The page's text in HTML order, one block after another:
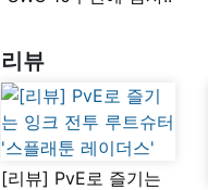
꾸며질 것"
리뷰
[리뷰] PvE로 즐기는